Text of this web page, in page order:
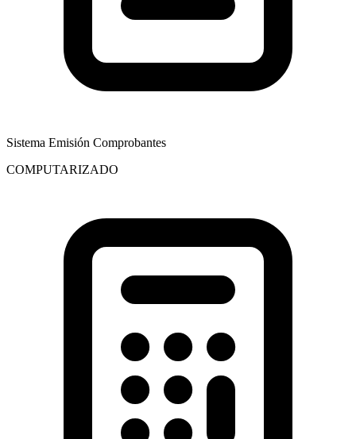
Sistema Emisión Comprobantes
COMPUTARIZADO